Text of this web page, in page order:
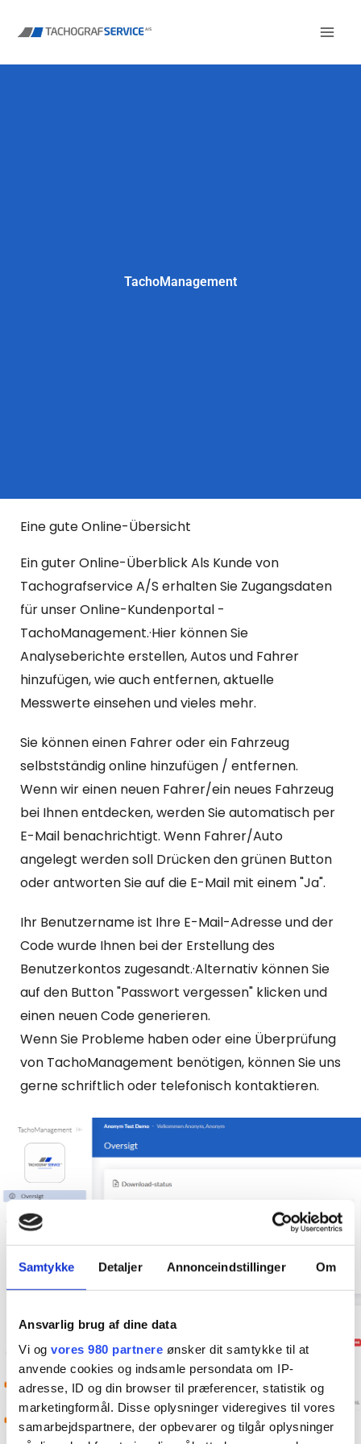
Samtykke Detaljer Annonceindstillinger Om
Ansvarlig brug af dine data
Vi og vores 980 partnere ønsker dit samtykke til at
anvende cookies og indsamle persondata om IP-
adresse, ID og din browser til præferencer, statistik og
marketingformål. Disse oplysninger videregives til vores
samarbejdspartnere, der opbevarer og tilgår oplysninger
Inhalt
TachoManagement
Eine gute Online-Übersicht
Ein guter Online-Überblick Als Kunde von
Tachografservice A/S erhalten Sie Zugangsdaten
für unser Online-Kundenportal -
TachoManagement.·Hier können Sie
Analyseberichte erstellen, Autos und Fahrer
hinzufügen, wie auch entfernen, aktuelle
Messwerte einsehen und vieles mehr.
Sie können einen Fahrer oder ein Fahrzeug
selbstständig online hinzufügen / entfernen.
Wenn wir einen neuen Fahrer/ein neues Fahrzeug
bei Ihnen entdecken, werden Sie automatisch per
E-Mail benachrichtigt. Wenn Fahrer/Auto
angelegt werden soll Drücken den grünen Button
oder antworten Sie auf die E-Mail mit einem "Ja".
Ihr Benutzername ist Ihre E-Mail-Adresse und der
Code wurde Ihnen bei der Erstellung des
Benutzerkontos zugesandt.·Alternativ können Sie
auf den Button "Passwort vergessen" klicken und
einen neuen Code generieren.
Wenn Sie Probleme haben oder eine Überprüfung
von TachoManagement benötigen, können Sie uns
gerne schriftlich oder telefonisch kontaktieren.